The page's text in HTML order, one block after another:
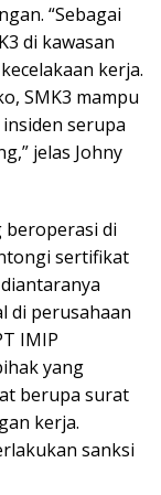
“Sebagai
di kawasan
kerja.
SMK3 mampu
serupa
jelas Johny
beroperasi di
sertifikat
di perusahaan
IMIP
yang
berupa surat
kerja.
sanksi